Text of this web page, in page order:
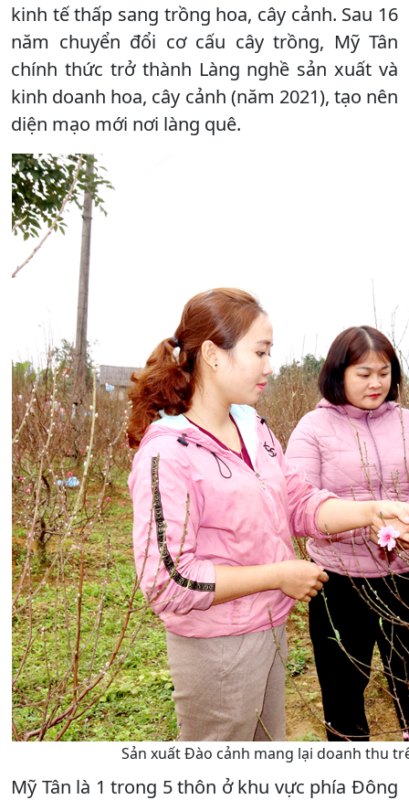
kinh tế thấp sang trồng hoa, cây cảnh. Sau 16
năm chuyển đổi cơ cấu cây trồng, Mỹ Tân
chính thức trở thành Làng nghề sản xuất và
kinh doanh hoa, cây cảnh (năm 2021), tạo nên
diện mạo mới nơi làng quê.
Sản xuất Đào cảnh mang lại doanh thu
Mỹ Tân là 1 trong 5 thôn ở khu vực phía Đông